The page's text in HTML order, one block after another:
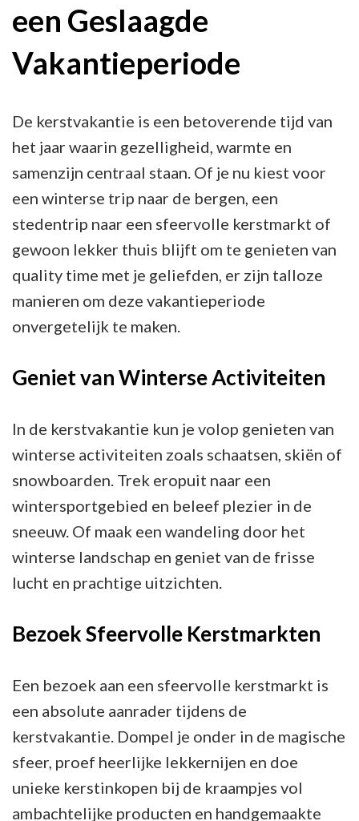
voor
Geslaagde
een Geslaagde
Vakantieperiode
De kerstvakantie is een betoverende tijd van
het jaar waarin gezelligheid, warmte en
samenzijn centraal staan. Of je nu kiest voor
een winterse trip naar de bergen, een
stedentrip naar een sfeervolle kerstmarkt of
gewoon lekker thuis blijft om te genieten van
quality time met je geliefden, er zijn talloze
manieren om deze vakantieperiode
onvergetelijk te maken.
Geniet van Winterse Activiteiten
In de kerstvakantie kun je volop genieten van
winterse activiteiten zoals schaatsen, skiën of
snowboarden. Trek eropuit naar een
wintersportgebied en beleef plezier in de
sneeuw. Of maak een wandeling door het
winterse landschap en geniet van de frisse
lucht en prachtige uitzichten.
Bezoek Sfeervolle Kerstmarkten
Een bezoek aan een sfeervolle kerstmarkt is
een absolute aanrader tijdens de
kerstvakantie. Dompel je onder in de magische
sfeer, proef heerlijke lekkernijen en doe
unieke kerstinkopen bij de kraampjes vol
ambachtelijke producten en handgemaakte